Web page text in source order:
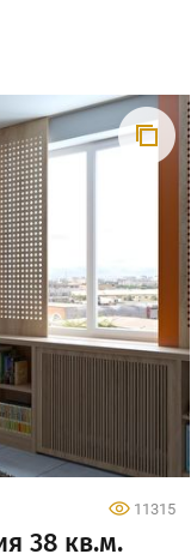
11315
38 кв.м.